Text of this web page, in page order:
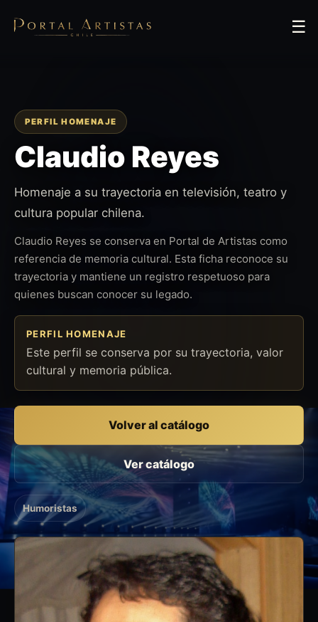
☰
PERFIL HOMENAJE
Claudio Reyes
Homenaje a su trayectoria en televisión, teatro y
cultura popular chilena.
Claudio Reyes se conserva en Portal de Artistas como
referencia de memoria cultural. Esta ficha reconoce su
trayectoria y mantiene un registro respetuoso para
quienes buscan conocer su legado.
PERFIL HOMENAJE
Este perfil se conserva por su trayectoria, valor
cultural y memoria pública.
Volver al catálogo
Ver catálogo
Humoristas